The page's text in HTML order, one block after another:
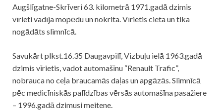
Augšlīgatne-Skrīveri 63. kilometrā 1971.gadā dzimis
vīrieti vadīja mopēdu un nokrita. Vīrietis cieta un tika
nogādāts slimnīcā.
Savukārt plkst.16.35 Daugavpilī, Vizbuļu ielā 1963.gadā
dzimis vīrietis, vadot automašīnu “Renault Trafic”,
nobrauca no ceļa braucamās daļas un apgāzās. Slimnīcā
pēc medicīniskās palīdzības vērsās automašīna pasažiere
– 1996.gadā dzimusi meitene.